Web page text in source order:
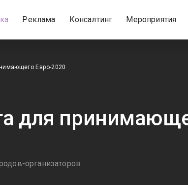
Реклама Консалтинг Мероприятия
Евро-2020
для
организаторов